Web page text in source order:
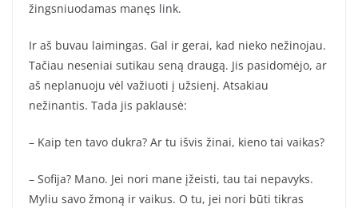
žingsniuodamas manęs link.
Ir aš buvau laimingas. Gal ir gerai, kad nieko nežinojau.
Tačiau neseniai sutikau seną draugą. Jis pasidomėjo, ar
aš neplanuoju vėl važiuoti į užsienį. Atsakiau
nežinantis. Tada jis paklausė:
– Kaip ten tavo dukra? Ar tu išvis žinai, kieno tai vaikas?
– Sofija? Mano. Jei nori mane įžeisti, tau tai nepavyks.
Myliu savo žmoną ir vaikus. O tu, jei nori būti tikras